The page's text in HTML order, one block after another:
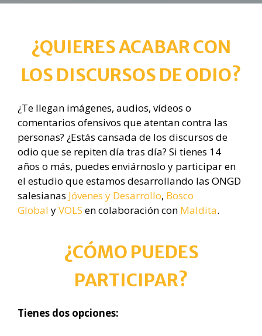
¿QUIERES ACABAR CON
LOS DISCURSOS DE ODIO?
¿Te llegan imágenes, audios, vídeos o
comentarios ofensivos que atentan contra las
personas? ¿Estás cansada de los discursos de
odio que se repiten día tras día? Si tienes 14
años o más, puedes enviárnoslo y participar en
el estudio que estamos desarrollando las ONGD
salesianas Jóvenes y Desarrollo, Bosco
Global yVOLS en colaboración con Maldita.
¿CÓMO PUEDES
PARTICIPAR?
Tienes dos opciones: